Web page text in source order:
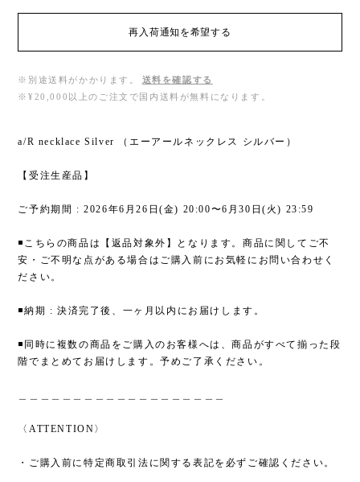
再入荷通知を希望する
※別途送料がかかります。
送料を確認する
※¥20,000以上のご注文で国内送料が無料になります。
a/R necklace Silver （エーアールネックレス シルバー）
【受注生産品】
ご予約期間 : 2026年6月26日(金) 20:00〜6月30日(火) 23:59
◾️こちらの商品は【返品対象外】となります。商品に関してご不
安・ご不明な点がある場合はご購入前にお気軽にお問い合わせく
ださい。
◾️納期 : 決済完了後、一ヶ月以内にお届けします。
◾️同時に複数の商品をご購入のお客様へは、商品がすべて揃った段
階でまとめてお届けします。予めご了承ください。
〈ATTENTION〉
・ご購入前に特定商取引法に関する表記を必ずご確認ください。